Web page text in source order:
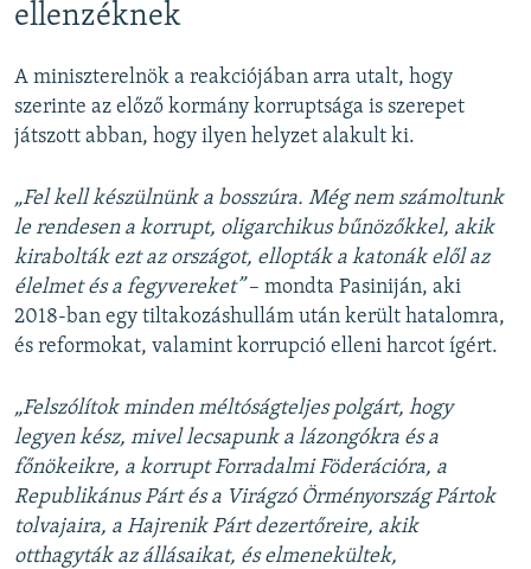
ellenzéknek
A miniszterelnök a reakciójában arra utalt, hogy
szerinte az előző kormány korruptsága is szerepet
játszott abban, hogy ilyen helyzet alakult ki.
„Fel kell készülnünk a bosszúra. Még nem számoltunk
le rendesen a korrupt, oligarchikus bűnözőkkel, akik
kirabolták ezt az országot, ellopták a katonák elől az
élelmet és a fegyvereket”– mondta Pasiniján, aki
2018-ban egy tiltakozáshullám után került hatalomra,
és reformokat, valamint korrupció elleni harcot ígért.
„Felszólítok minden méltóságteljes polgárt, hogy
legyen kész, mivel lecsapunk a lázongókra és a
főnökeikre, a korrupt Forradalmi Föderációra, a
Republikánus Párt és a Virágzó Örményország Pártok
tolvajaira, a Hajrenik Párt dezertőreire, akik
otthagyták az állásaikat, és elmenekültek,